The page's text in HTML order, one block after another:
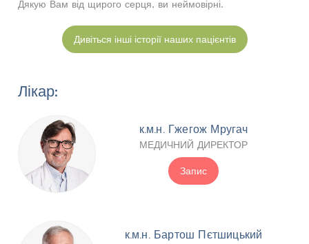
Дякую Вам від щирого серця, ви неймовірні.
Дивіться інші історії наших пацієнтів
Лікар:
к.м.н. Гжегож Мругач
МЕДИЧНИЙ ДИРЕКТОР
Запис
к.м.н. Бартош Пєтшицький